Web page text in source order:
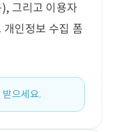
그리고 이용자
인정보 수집 폼
으세요.